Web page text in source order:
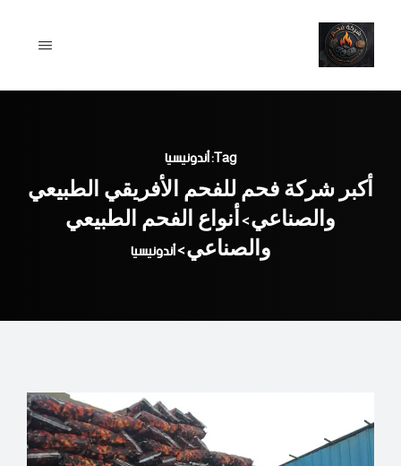
content
Tag: أندونيسيا
أكبر شركة فحم للفحم الأفريقي الطبيعي
والصناعي>أنواع الفحم الطبيعي
والصناعي>أندونيسيا